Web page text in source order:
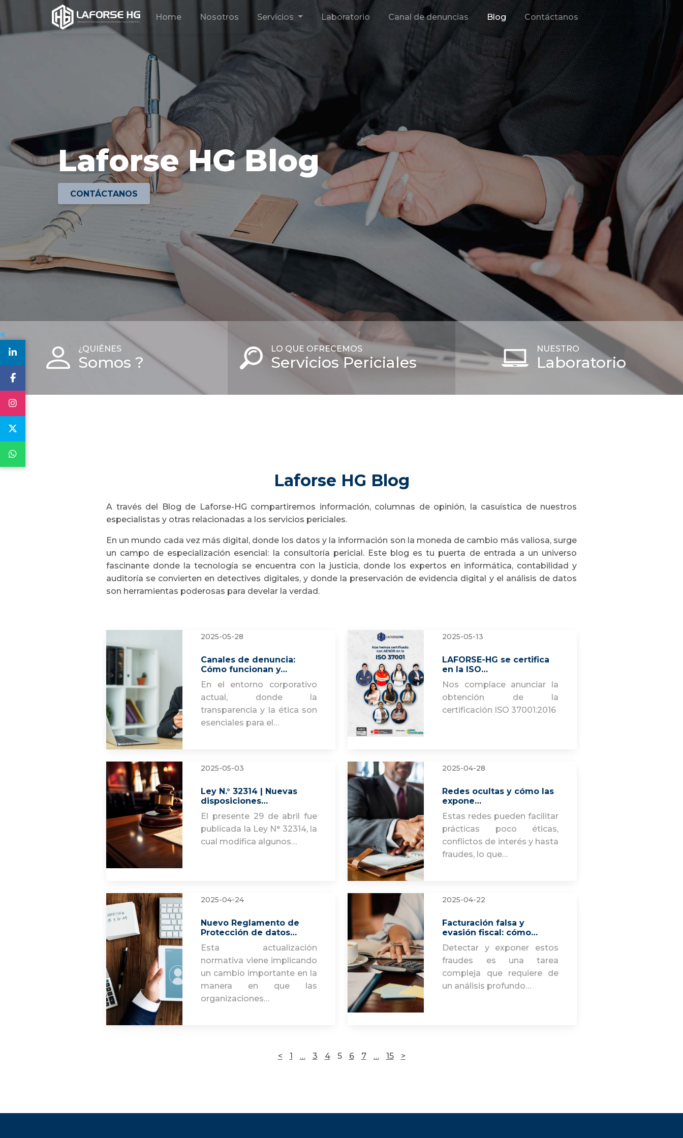
Home Nosotros Servicios Laboratorio Canal de denuncias Blog Contáctanos
Laforse HG Blog
CONTÁCTANOS
¿QUIÉNES
Somos ?
LO QUE OFRECEMOS
Servicios Periciales
NUESTRO
Laboratorio
Laforse HG Blog
A través del Blog de Laforse-HG compartiremos información, columnas de opinión, la casuística de nuestros
especialistas y otras relacionadas a los servicios periciales.
En un mundo cada vez más digital, donde los datos y la información son la moneda de cambio más valiosa, surge
un campo de especialización esencial: la consultoría pericial. Este blog es tu puerta de entrada a un universo
fascinante donde la tecnología se encuentra con la justicia, donde los expertos en informática, contabilidad y
auditoría se convierten en detectives digitales, y donde la preservación de evidencia digital y el análisis de datos
son herramientas poderosas para develar la verdad.
2025-05-28
Canales de denuncia:
Cómo funcionan y…
En el entorno corporativo
actual, donde la
transparencia y la ética son
esenciales para el…
2025-05-13
LAFORSE-HG se certifica
en la ISO…
Nos complace anunciar la
obtención de la
certificación ISO 37001:2016
2025-05-03
Ley N.° 32314 | Nuevas
disposiciones…
El presente 29 de abril fue
publicada la Ley N° 32314, la
cual modifica algunos…
2025-04-28
Redes ocultas y cómo las
expone…
Estas redes pueden facilitar
prácticas poco éticas,
conflictos de interés y hasta
fraudes, lo que…
2025-04-24
Nuevo Reglamento de
Protección de datos…
Esta actualización
normativa viene implicando
un cambio importante en la
manera en que las
organizaciones…
2025-04-22
Facturación falsa y
evasión fiscal: cómo…
Detectar y exponer estos
fraudes es una tarea
compleja que requiere de
un análisis profundo…
< 1 … 3 4 5 6 7 … 15 >